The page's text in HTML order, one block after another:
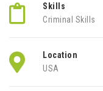
Skills
Criminal Skills
Location
USA